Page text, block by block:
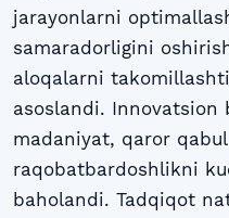
jarayonlarni
samaradorligini
aloqalarni
asoslandi. Innovatsion
madaniyat, qaror
raqobatbardoshlikni
baholandi. Tadqiqot